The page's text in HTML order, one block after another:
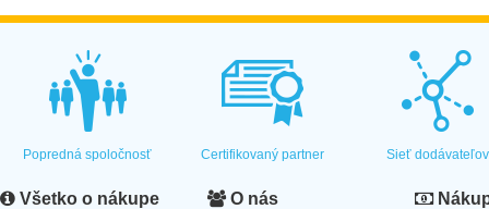
Popredná spoločnosť Certifikovaný partner Sieť dodávateľov
Všetko o nákupe O nás